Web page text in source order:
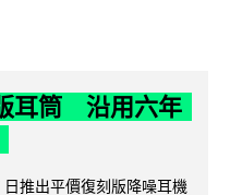
耳筒 沿用六年
推出平價復刻版降噪耳機